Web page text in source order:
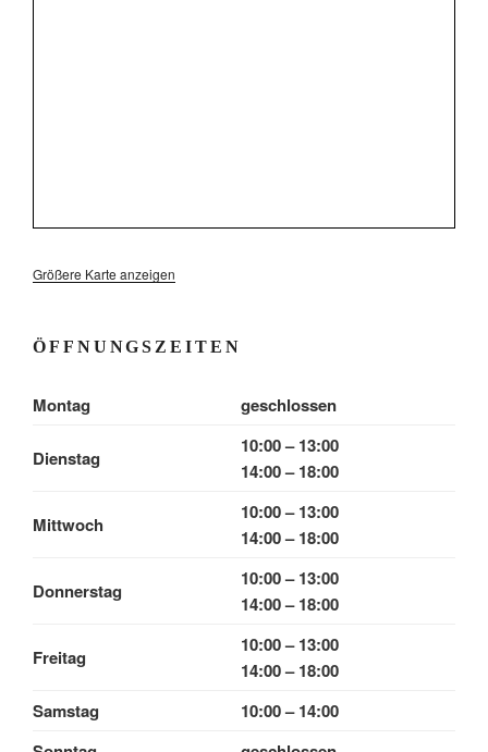
Größere Karte anzeigen
ÖFFNUNGSZEITEN
Montag geschlossen
Dienstag
10:00 – 13:00
14:00 – 18:00
Mittwoch
10:00 – 13:00
14:00 – 18:00
Donnerstag
10:00 – 13:00
14:00 – 18:00
Freitag
10:00 – 13:00
14:00 – 18:00
Samstag
10:00 – 14:00